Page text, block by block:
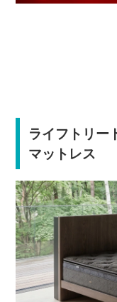
ライフトリー
マットレス